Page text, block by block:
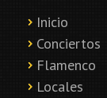
Inicio
Conciertos
Flamenco
Locales